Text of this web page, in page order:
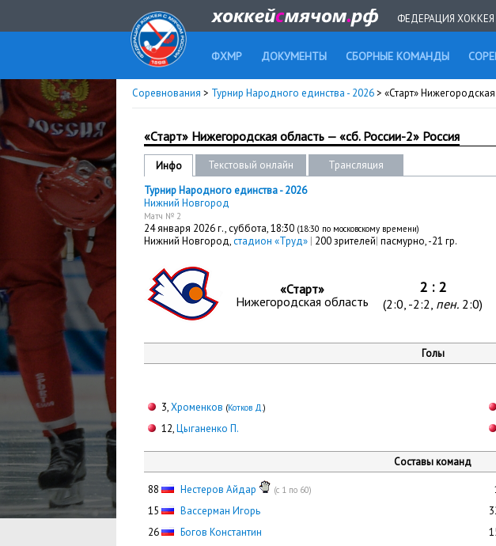
ФЕДЕРАЦИЯ
ФХМР ДОКУМЕНТЫ СБОРНЫЕ КОМАНДЫ
Соревнования > Турнир Народного единства - 2026> «Старт»
«Старт» Нижегородская область — «сб. России-2» Россия
Инфо Текстовый онлайн Трансляция
Турнир Народного единства - 2026
Нижний Новгород
Матч № 2
24 января 2026 г.,суббота, 18:30 (18:30 по московскому времени)
Нижний Новгород,стадион «Труд» | 200 зрителей| пасмурно, -21 гр.
«Старт»
Нижегородская область
2 : 2
(2:0, -2:2, пен. 2:0)
Голы
3,Хроменков (Котков Д.)
12,Цыганенко П.
Составы команд
88 Нестеров Айдар (с 1 по 60)
15
Вассерман Игорь
26
Богов Константин